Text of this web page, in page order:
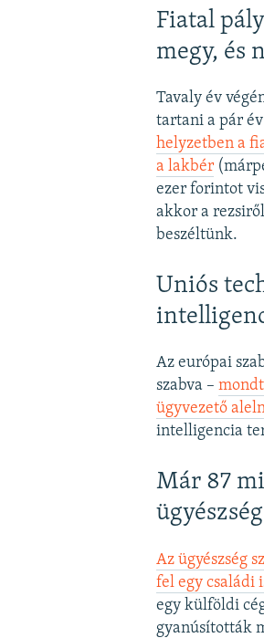
Fiatal
megy, és
Tavaly év
tartani a pár
helyzetben a
a lakbér
ezer forintot
akkor a
beszéltünk.
Uniós
Az európai
szabva –
ügyvezető
intelligencia
Már 87
Az ügyészség
fel egy családi
egy külföldi
gyanúsították